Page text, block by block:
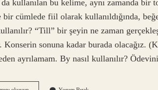
kullanılan bu kelime, aynı zamanda
bir cümlede fiil olarak kullanıldığında,
“Till” bir şeyin ne zaman
Konserin sonuna kadar burada olacağız.
ayrılamam. By nasıl kullanılır?